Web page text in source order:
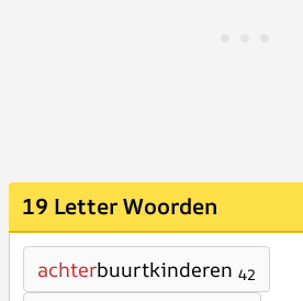
19 Letter Woorden
achterbuurtkinderen 42